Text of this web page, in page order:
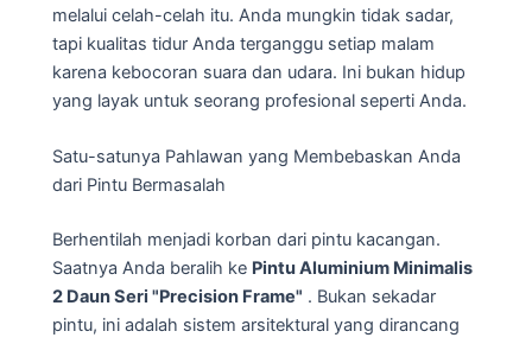
melalui celah-celah itu. Anda mungkin tidak sadar,
tapi kualitas tidur Anda terganggu setiap malam
karena kebocoran suara dan udara. Ini bukan hidup
yang layak untuk seorang profesional seperti Anda.
Satu-satunya Pahlawan yang Membebaskan Anda
dari Pintu Bermasalah
Berhentilah menjadi korban dari pintu kacangan.
Saatnya Anda beralih ke Pintu Aluminium Minimalis
2 Daun Seri "Precision Frame" . Bukan sekadar
pintu, ini adalah sistem arsitektural yang dirancang